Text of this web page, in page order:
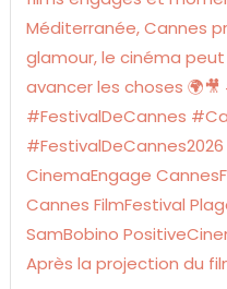
Après la projection du